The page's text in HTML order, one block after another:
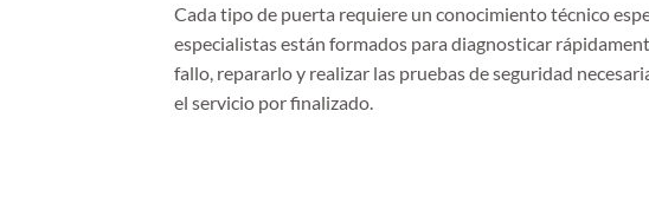
Cada tipo de puerta requiere un conocimiento técnico
especialistas están formados para diagnosticar
fallo, repararlo y realizar las pruebas de seguridad
el servicio por finalizado.